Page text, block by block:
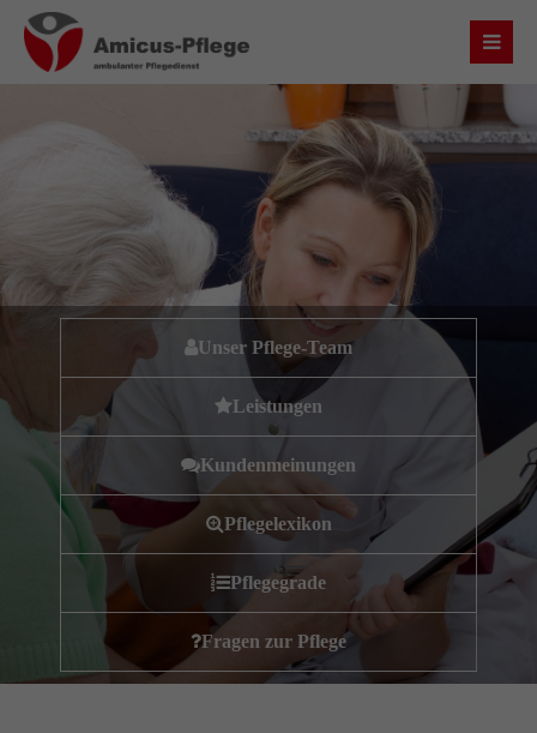
Login
Passwort
Anmelden
Über uns
Wir haben uns als ambulanter Pflegedienst auf
Wohngemeinschaften für Senioren spezialisiert. Mit der
Spezialisierung im Bereich Demenz erleben wir immer wieder
GUTES
Wir sagenDANKEfür Ihr Feedback!
Unser Pflege-Team
Leistungen
Kundenmeinungen
Pflegelexikon
Pflegegrade
Fragen zur Pflege